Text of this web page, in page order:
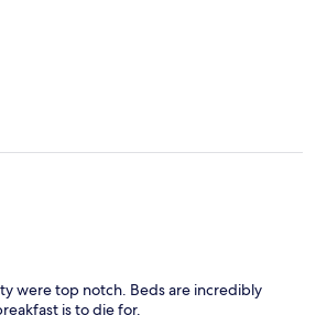
were top notch. Beds are incredibly
is to die for.